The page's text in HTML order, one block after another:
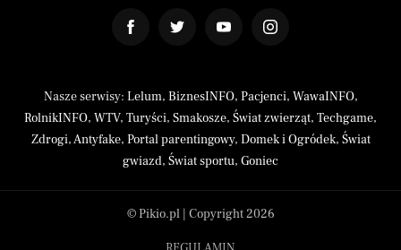
Nasze serwisy: Lelum, BiznesINFO, Pacjenci, WawaINFO,
RolnikINFO, WTV, Turyści, Smakosze, Świat zwierząt, Techgame,
Zdrogi,Antyfake, Portal parentingowy, Domek i Ogródek, Świat
gwiazd, Świat sportu, Goniec
© Pikio.pl | Copyright 2026